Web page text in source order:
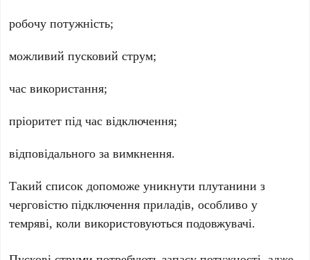
робочу потужність;
можливий пусковий струм;
час використання;
пріоритет під час відключення;
відповідального за вимкнення.
Такий список допоможе уникнути плутанини з
черговістю підключення приладів, особливо у
темряві, коли використовуються подовжувачі.